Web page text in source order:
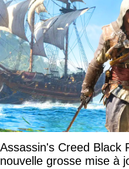
Assassin's Creed Black
nouvelle grosse mise à